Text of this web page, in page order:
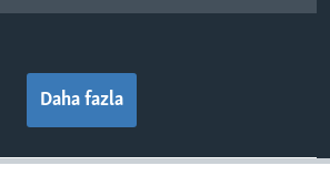
Daha fazla